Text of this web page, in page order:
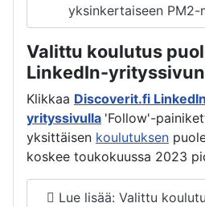
yksinkertaiseen
Valittu koulutus
LinkedIn-
Klikkaa Discoverit.fi
yrityssivulla 'Follow'-
yksittäisen koulutuksen
koskee toukokuussa 2023
Lue lisää: Valittu